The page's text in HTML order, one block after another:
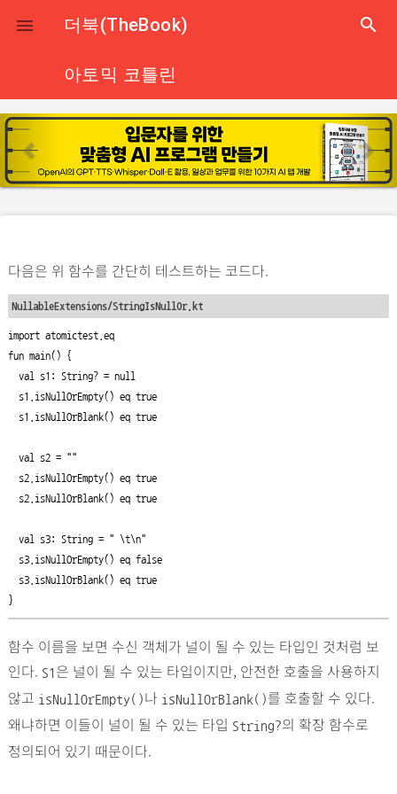
close
 더북(TheBook) search
아토믹 코틀린
p
r
e
u
s
n
e
x
다음은 위 함수를 간단히 테스트하는 코드다.
NullableExtensions/StringIsNullOr.kt
import atomictest.eq
fun main() {
}
함수 이름을 보면 수신 객체가 널이 될 수 있는 타입인 것처럼 보
인다. S1 은 널이 될 수 있는 타입이지만, 안전한 호출을 사용하지
않고 isNullOrEmpty()나 isNullOrBlank()를 호출할 수 있다.
왜냐하면 이들이 널이 될 수 있는 타입 String?의 확장 함수로
정의되어 있기 때문이다.